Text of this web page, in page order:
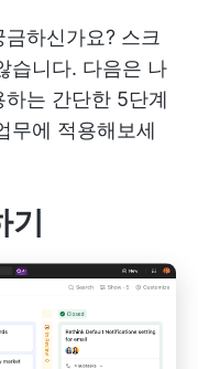
하신가요? 스크
습니다. 다음은 나
는 간단한 5단계
무에 적용해보세
기